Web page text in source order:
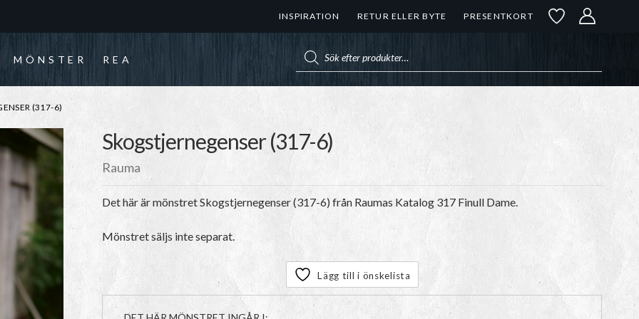
INSPIRATION RETUR ELLER BYTE PRESENTKORT
MÖNSTER REA
(317-6)
Skogstjernegenser (317-6)
Rauma
Det här är mönstret Skogstjernegenser (317-6) från Raumas Katalog 317 Finull Dame.
Mönstret säljs inte separat.
Lägg till i önskelista